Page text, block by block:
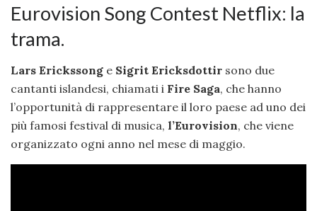
Eurovision Song Contest Netflix: la
trama.
Lars Erickssong e Sigrit Ericksdottir sono due
cantanti islandesi, chiamati i Fire Saga, che hanno
l’opportunità di rappresentare il loro paese ad uno dei
più famosi festival di musica, l’Eurovision, che viene
organizzato ogni anno nel mese di maggio.